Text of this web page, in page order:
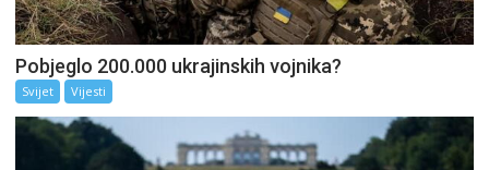
Pobjeglo 200.000 ukrajinskih vojnika?
Svijet Vijesti